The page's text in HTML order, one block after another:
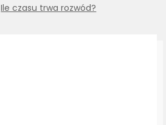
Ile czasu trwa rozwód?